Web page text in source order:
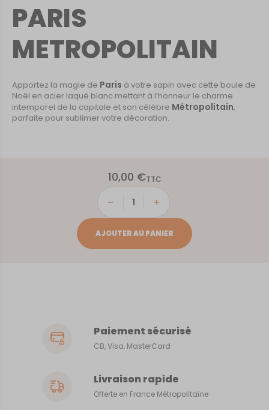
PARIS
METROPOLITAIN
Apportez la magie de Paris à votre sapin avec cette boule de
Noël en acier laqué blanc mettant à l’honneur le charme
intemporel de la capitale et son célèbre Métropolitain,
parfaite pour sublimer votre décoration.
10,00 €TTC
quantité
PARIS
AJOUTER AU PANIER
Paiement sécurisé
CB, Visa, MasterCard
Livraison rapide
Offerte en France Métropolitaine